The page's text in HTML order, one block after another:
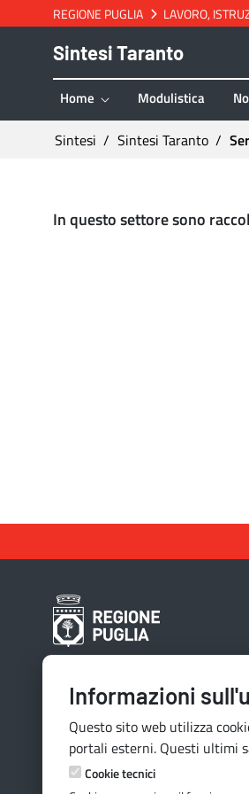
Salta al contenuto
Informazioni
Questo sito web utilizza
portali esterni. Questi ultimi
Cookie tecnici
REGIONE PUGLIA LAVORO,
Sintesi Taranto
Home Modulistica
Ti trovi in:
Sintesi Sintesi Taranto
In questo settore sono
Contatti e indirizzi
Lungomare N. Sauro, 33 -
Via G. Gentile, 52 - 70126 Bari
Mail: quiregione@regione.puglia.it
PEC: